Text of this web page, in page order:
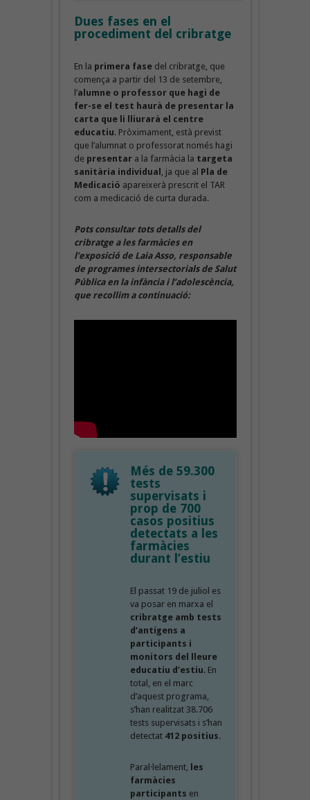
Dues fases en el
procediment del cribratge
En la primera fasedel cribratge, que
comença a partir del 13 de setembre,
l’alumne o professor que hagi de
fer-se el test haurà de presentar la
carta que li lliurarà el centre
educatiu. Pròximament, està previst
que l’alumnat o professorat només hagi
de presentara la farmàcia la targeta
sanitària individual , ja que al Pla de
Medicació apareixerà prescrit el TAR
com a medicació de curta durada.
Pots consultar tots detalls del
cribratge a les farmàcies en
l’exposició de Laia Asso, responsable
de programes intersectorials de Salut
Pública en la infància i l’adolescència,
que recollim a continuació:
Més de 59.300
tests
supervisats i
prop de 700
casos positius
detectats a les
farmàcies
durant l’estiu
El passat 19 de juliol es
va posar en marxa el
cribratge amb tests
d’antígens a
participants i
monitors del lleure
educatiu d’estiu. En
total, en el marc
d’aquest programa,
s’han realitzat 38.706
tests supervisats i s’han
detectat 412 positius.
Paral·lelament, les
farmàcies
participants en